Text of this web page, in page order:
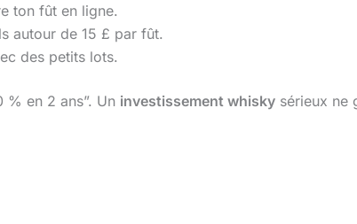
ton fût en ligne.
autour de 15 £ par fût.
des petits lots.
en 2 ans”. Un investissement whisky sérieux ne